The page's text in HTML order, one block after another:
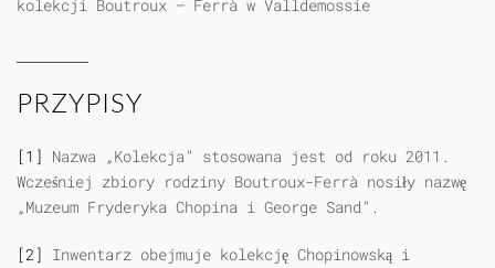
kolekcji Boutroux — Ferrà w Valldemossie
PRZYPISY
[1] Nazwa „Kolekcja” stosowana jest od roku 2011.
Wcześniej zbiory rodziny Boutroux-Ferrà nosiły nazwę
„Muzeum Fryderyka Chopina i George Sand”.
[2] Inwentarz obejmuje kolekcję Chopinowską i